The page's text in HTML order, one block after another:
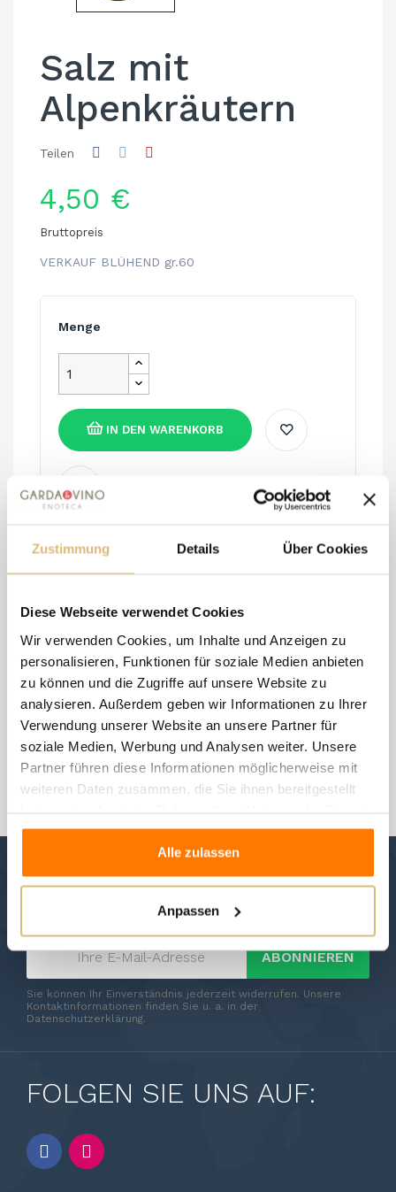
Zustimmung Details Über Cookies
Diese Webseite verwendet Cookies
Wir verwenden Cookies, um Inhalte und Anzeigen zu
personalisieren, Funktionen für soziale Medien anbieten
zu können und die Zugriffe auf unsere Website zu
analysieren. Außerdem geben wir Informationen zu Ihrer
Verwendung unserer Website an unsere Partner für
soziale Medien, Werbung und Analysen weiter. Unsere
Partner führen diese Informationen möglicherweise mit
weiteren Daten zusammen, die Sie ihnen bereitgestellt
gesammelt haben.
Alle zulassen
Anpassen
Salz mit
Alpenkräutern
Teilen
4,50 €
Bruttopreis
VERKAUF BLÜHEND gr.60
Menge
IN DEN WARENKORB
Beschreibung
Artikeldetails
Salz mit Kräutern
NEWSLETTER
ABONNIEREN
Sie können Ihr Einverständnis jederzeit widerrufen. Unsere
Kontaktinformationen finden Sie u. a. in der
Datenschutzerklärung.
FOLGEN SIE UNS AUF: